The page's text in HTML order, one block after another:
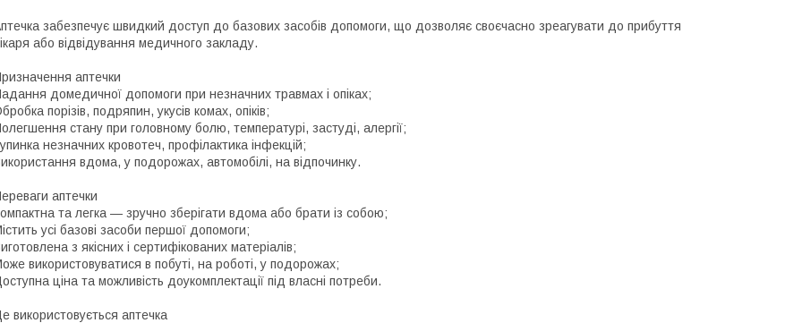
забезпечує швидкий доступ до базових засобів допомоги, що дозволяє своєчасно зреагувати до прибуття
або відвідування медичного закладу.
аптечки
домедичної допомоги при незначних травмах і опіках;
порізів, подряпин, укусів комах, опіків;
стану при головному болю, температурі, застуді, алергії;
незначних кровотеч, профілактика інфекцій;
вдома, у подорожах, автомобілі, на відпочинку.
аптечки
та легка — зручно зберігати вдома або брати із собою;
усі базові засоби першої допомоги;
з якісних і сертифікованих матеріалів;
використовуватися в побуті, на роботі, у подорожах;
ціна та можливість доукомплектації під власні потреби.
використовується аптечка